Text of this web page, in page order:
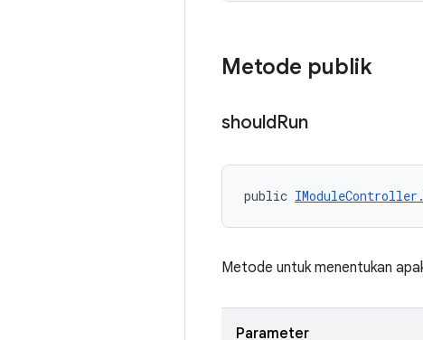
Metode publik
shouldRun
public
Metode untuk menentukan
Parameter